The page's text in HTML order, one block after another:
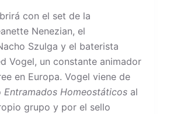
con el set de la
Nenezian, el
Szulga y el baterista
Vogel, un constante animador
en Europa. Vogel viene de
Entramados Homeostáticos al
grupo y por el sello